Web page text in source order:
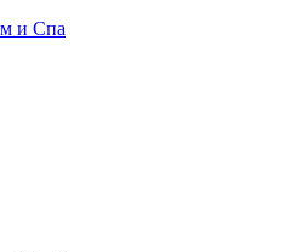
и Спа